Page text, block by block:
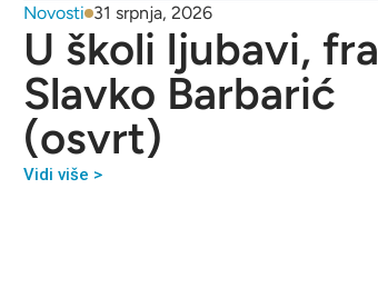
Novosti 31 srpnja, 2026
U školi ljubavi, fra
Slavko Barbarić
(osvrt)
Vidi više >